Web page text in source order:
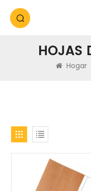
HOJAS
Hogar